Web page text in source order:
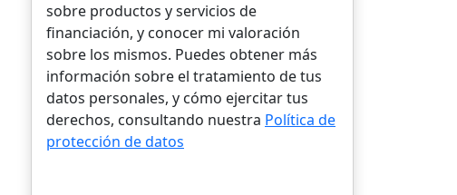
sobre productos y servicios de
financiación, y conocer mi valoración
sobre los mismos. Puedes obtener más
información sobre el tratamiento de tus
datos personales, y cómo ejercitar tus
derechos, consultando nuestra Política de
protección de datos